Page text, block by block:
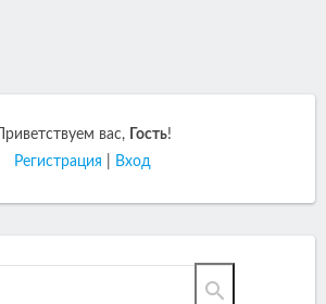
Приветствуем вас, Гость!
Регистрация
Вход